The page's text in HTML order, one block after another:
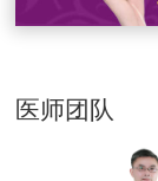
医师团队